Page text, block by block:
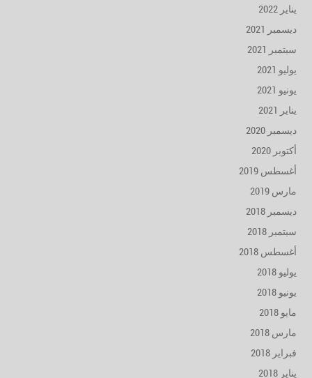
يناير 2022
ديسمبر 2021
سبتمبر 2021
يوليو 2021
يونيو 2021
يناير 2021
ديسمبر 2020
أكتوبر 2020
أغسطس 2019
مارس 2019
ديسمبر 2018
سبتمبر 2018
أغسطس 2018
يوليو 2018
يونيو 2018
مايو 2018
مارس 2018
فبراير 2018
يناير 2018